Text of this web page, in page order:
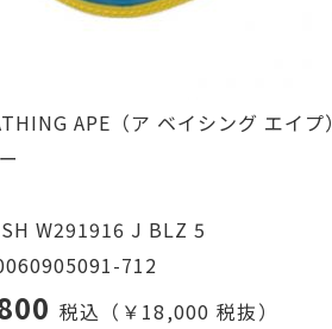
APE（ア ベイシング エイプ）
W291916 J BLZ 5
712
税込（￥18,000 税抜）